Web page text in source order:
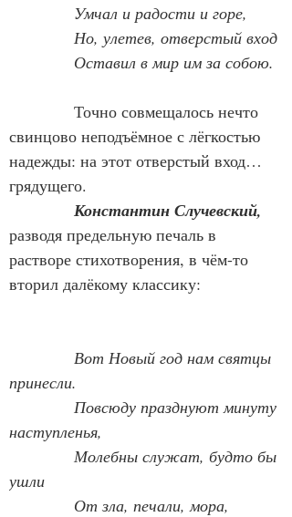
Умчал и радости и горе,
Но, улетев, отверстый вход
Оставил в мир им за собою.
Точно совмещалось нечто
свинцово неподъёмное с лёгкостью
надежды: на этот отверстый вход…
грядущего.
Константин Случевский,
разводя предельную печаль в
растворе стихотворения, в чём-то
вторил далёкому классику:
Вот Новый год нам святцы
принесли.
Повсюду празднуют минуту
наступленья,
Молебны служат, будто бы
ушли
От зла, печали, мора,